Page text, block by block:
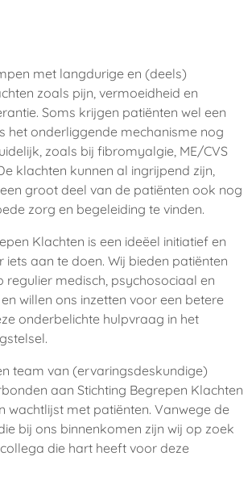
met langdurige en (deels)
zoals pijn, vermoeidheid en
Soms krijgen patiënten wel een
het onderliggende mechanisme nog
zoals bij fibromyalgie, ME/CVS
klachten kunnen al ingrijpend zijn,
groot deel van de patiënten ook nog
zorg en begeleiding te vinden.
Klachten is een ideëel initiatief en
iets aan te doen. Wij bieden patiënten
regulier medisch, psychosociaal en
willen ons inzetten voor een betere
onderbelichte hulpvraag in het
team van (ervaringsdeskundige)
aan Stichting Begrepen Klachten
wachtlijst met patiënten. Vanwege de
bij ons binnenkomen zijn wij op zoek
die hart heeft voor deze